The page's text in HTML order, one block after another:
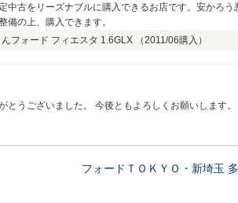
中古をリーズナブルに購入できるお店です。安かろ
備の上、購入できます。
フォード フィエスタ 1.6GLX （2011/06購入）
とうございました。 今後ともよろしくお願いします。
フォードＴＯＫＹＯ・新埼玉